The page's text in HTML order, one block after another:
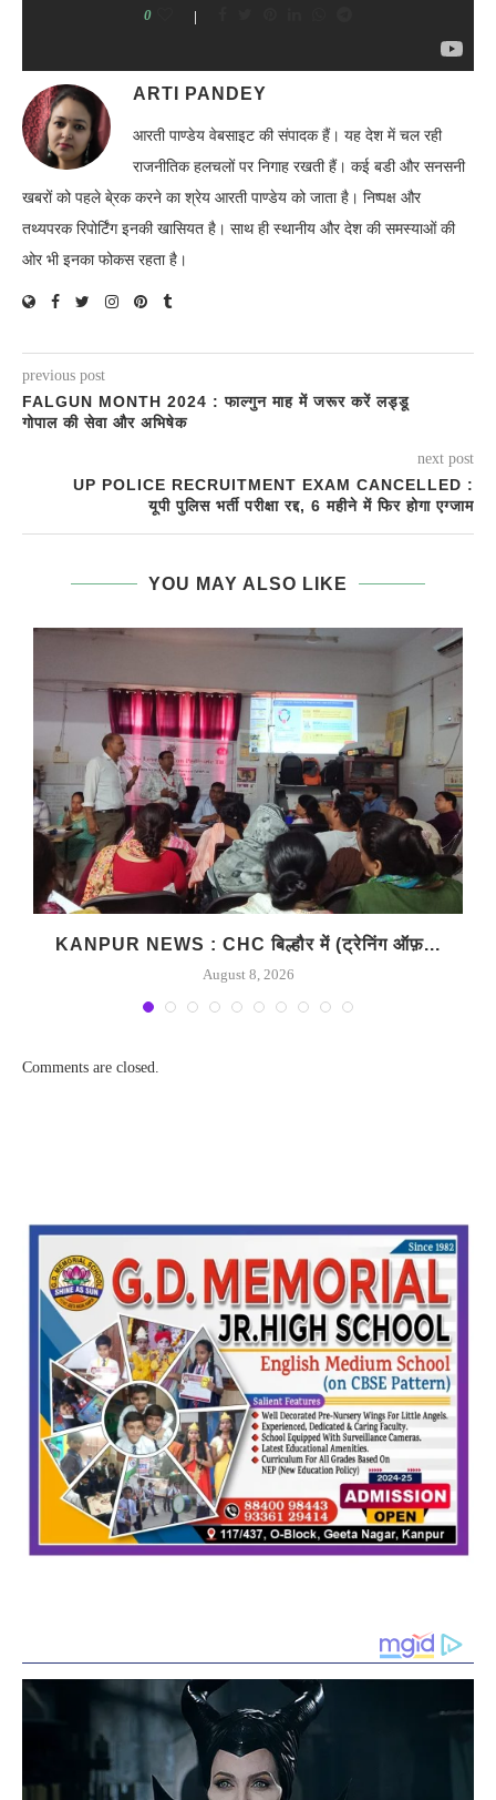
0
ARTI PANDEY
आरती पाण्डेय वेबसाइट की संपादक हैं। यह देश में चल रही
राजनीतिक हलचलों पर निगाह रखती हैं। कई बडी और सनसनी
खबरों को पहले बे्रक करने का श्रेय आरती पाण्डेय को जाता है। निष्पक्ष और
तथ्यपरक रिपोर्टिंग इनकी खासियत है। साथ ही स्थानीय और देश की समस्याओं की
ओर भी इनका फोकस रहता है।
previous post
FALGUN MONTH 2024 : फाल्गुन माह में जरूर करें लड्डू
गोपाल की सेवा और अभिषेक
next post
UP POLICE RECRUITMENT EXAM CANCELLED :
यूपी पुलिस भर्ती परीक्षा रद्द, 6 महीने में फिर होगा एग्जाम
YOU MAY ALSO LIKE
KANPUR NEWS : CHC बिल्हौर में (ट्रेनिंग ऑफ़...
August 8, 2026
Comments are closed.